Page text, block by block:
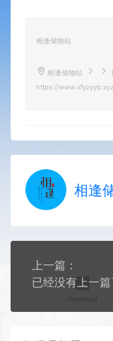
相逢储物站
相逢储物站
https://
相逢
上一篇：
已经没有上一篇